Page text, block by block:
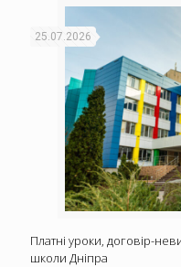
25.07.2026
Платні уроки, договір-
школи Дніпра